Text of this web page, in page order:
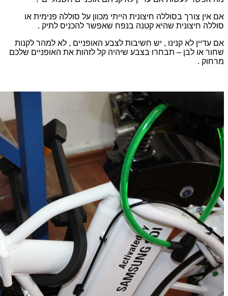
אם אין צורך בסוללה חיצונית הייתי מכוון על סוללה פנימית או
סוללה חיצונית שהיא קטנה בנפח שאפשר להכניס לתיק .
אם עדיין לא קנינו , יש חשיבות לצבע האופניים , לא למהר לקנות
שחור או לבן – תבחרו בצבע שיהיה קל לזהות את האופניים שלכם
מרחוק .